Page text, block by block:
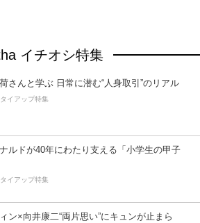
イチオシ特集
さんと学ぶ 日常に潜む“人身取引”のリアル
イアップ特集
ルドが40年にわたり支える「小学生の甲子
イアップ特集
ン×向井康二“両片思い”にキュンが止まら